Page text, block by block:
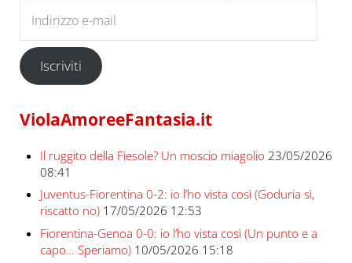
Iscriviti
ViolaAmoreeFantasia.it
Il ruggito della Fiesole? Un moscio miagolio 23/05/2026
08:41
Juventus-Fiorentina 0-2: io l’ho vista così (Goduria sì,
riscatto no) 17/05/2026 12:53
Fiorentina-Genoa 0-0: io l’ho vista così (Un punto e a
capo… Speriamo) 10/05/2026 15:18